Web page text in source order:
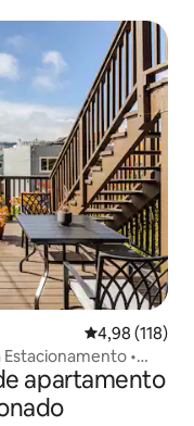
4,98 de uma
4,98 (118)
•
apartamento